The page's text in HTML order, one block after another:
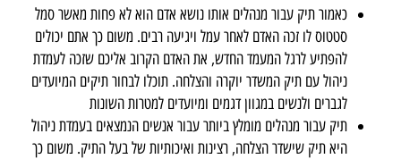
כאמור תיק עבור מנהלים אותו נושא אדם הוא לא פחות מאשר סמל
סטטוס לו זכה האדם לאחר עמל ויגיעה רבים. משום כך אתם יכולים
להפתיע לרגל המעמד החדש, את האדם הקרוב אליכם שזכה לעמדת
ניהול עם תיק המשדר יוקרה והצלחה. תוכלו לבחור תיקים המיועדים
לגברים ולנשים במגוון דגמים ומיועדים למטרות השונות
תיק עבור מנהלים מומלץ ביותר עבור אנשים הנמצאים בעמדת ניהול
היא תיק שישדר הצלחה, רצינות ואיכותיות של בעל התיק. משום כך